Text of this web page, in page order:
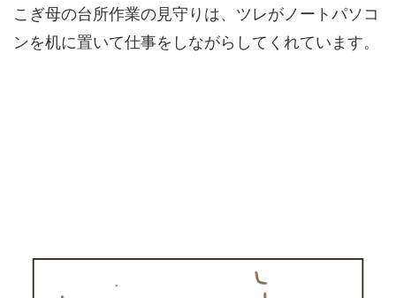
こぎ母の台所作業の見守りは、ツレがノートパソコ
ンを机に置いて仕事をしながらしてくれています。